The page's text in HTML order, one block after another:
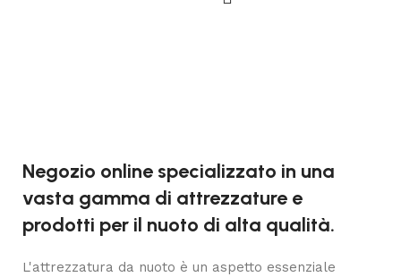
Negozio online specializzato in una
vasta gamma di attrezzature e
prodotti per il nuoto di alta qualità.
L'attrezzatura da nuoto è un aspetto essenziale